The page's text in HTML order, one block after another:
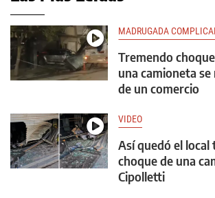
MADRUGADA
Tremendo
una camioneta
de un comercio
VIDEO
Así quedó el
choque de una
Cipolletti